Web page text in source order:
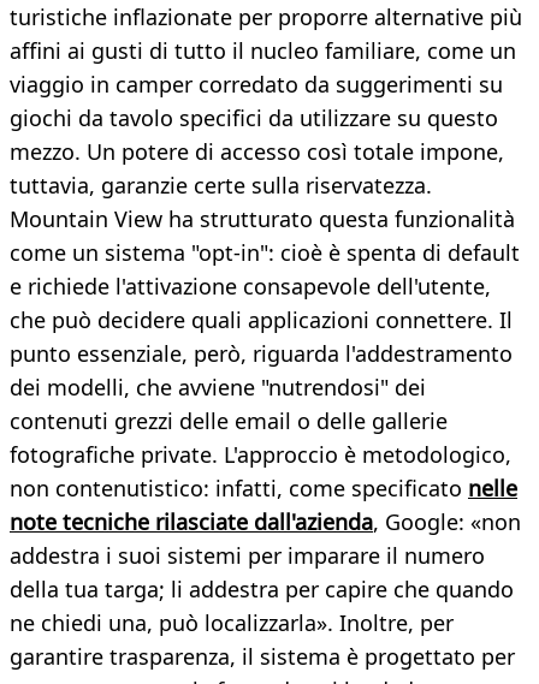
turistiche inflazionate per proporre alternative più
affini ai gusti di tutto il nucleo familiare, come un
viaggio in camper corredato da suggerimenti su
giochi da tavolo specifici da utilizzare su questo
mezzo. Un potere di accesso così totale impone,
tuttavia, garanzie certe sulla riservatezza.
Mountain View ha strutturato questa funzionalità
come un sistema "opt-in": cioè è spenta di default
e richiede l'attivazione consapevole dell'utente,
che può decidere quali applicazioni connettere. Il
punto essenziale, però, riguarda l'addestramento
dei modelli, che avviene "nutrendosi" dei
contenuti grezzi delle email o delle gallerie
fotografiche private. L'approccio è metodologico,
non contenutistico: infatti, come specificato nelle
note tecniche rilasciate dall'azienda, Google: «non
addestra i suoi sistemi per imparare il numero
della tua targa; li addestra per capire che quando
ne chiedi una, può localizzarla». Inoltre, per
garantire trasparenza, il sistema è progettato per